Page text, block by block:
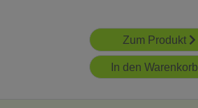
Zum Produkt
In den Warenkorb